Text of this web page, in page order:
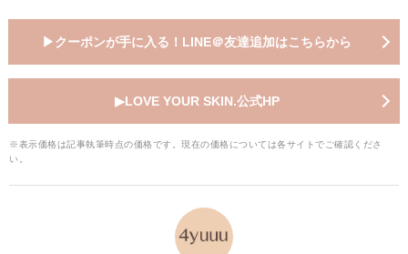
▶︎クーポンが手に入る！LINE＠友達追加はこちらから
▶︎LOVE YOUR SKIN.公式HP
※表示価格は記事執筆時点の価格です。現在の価格については各サイトでご確認くださ
い。